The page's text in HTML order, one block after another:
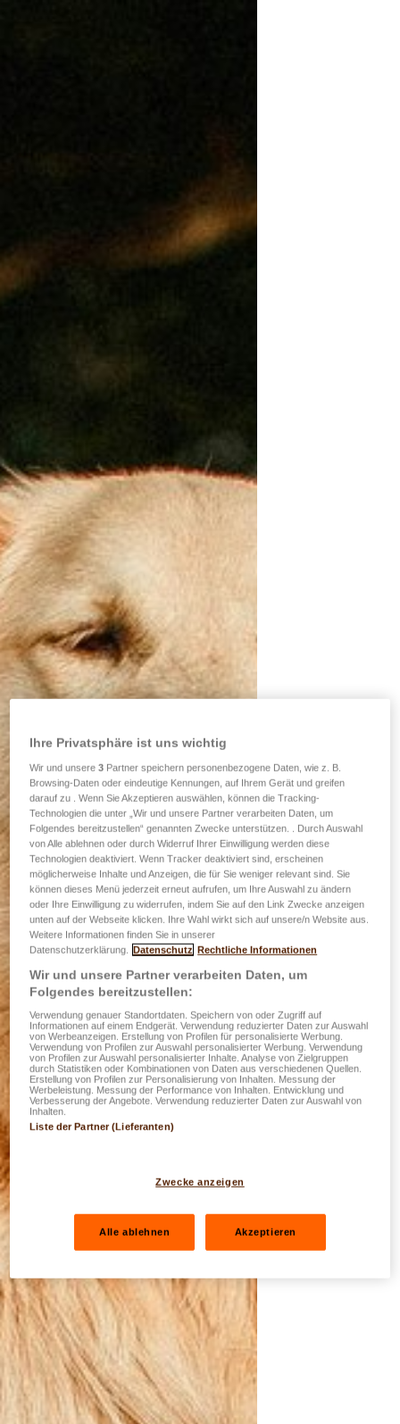
Ihre Privatsphäre ist uns wichtig
Wir und unsere3 Partner speichern personenbezogene Daten, wie z. B.
Browsing-Daten oder eindeutige Kennungen, auf Ihrem Gerät und greifen
darauf zu . Wenn Sie Akzeptieren auswählen, können die Tracking-
Technologien die unter „Wir und unsere Partner verarbeiten Daten, um
Folgendes bereitzustellen“ genannten Zwecke unterstützen. . Durch Auswahl
von Alle ablehnen oder durch Widerruf Ihrer Einwilligung werden diese
Technologien deaktiviert. Wenn Tracker deaktiviert sind, erscheinen
möglicherweise Inhalte und Anzeigen, die für Sie weniger relevant sind. Sie
können dieses Menü jederzeit erneut aufrufen, um Ihre Auswahl zu ändern
oder Ihre Einwilligung zu widerrufen, indem Sie auf den Link Zwecke anzeigen
unten auf der Webseite klicken. Ihre Wahl wirkt sich auf unsere/n Website aus.
Weitere Informationen finden Sie in unserer
Datenschutzerklärung. Datenschutz Rechtliche Informationen
Wir und unsere Partner verarbeiten Daten, um
Folgendes bereitzustellen:
Verwendung genauer Standortdaten. Speichern von oder Zugriff auf
Informationen auf einem Endgerät. Verwendung reduzierter Daten zur Auswahl
von Werbeanzeigen. Erstellung von Profilen für personalisierte Werbung.
Verwendung von Profilen zur Auswahl personalisierter Werbung. Verwendung
von Profilen zur Auswahl personalisierter Inhalte. Analyse von Zielgruppen
durch Statistiken oder Kombinationen von Daten aus verschiedenen Quellen.
Erstellung von Profilen zur Personalisierung von Inhalten. Messung der
Werbeleistung. Messung der Performance von Inhalten. Entwicklung und
Verbesserung der Angebote. Verwendung reduzierter Daten zur Auswahl von
Inhalten.
Liste der Partner (Lieferanten)
Zwecke anzeigen
Alle ablehnen Akzeptieren